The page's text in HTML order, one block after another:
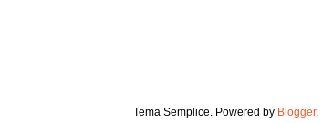
Tema Semplice. Powered by Blogger.